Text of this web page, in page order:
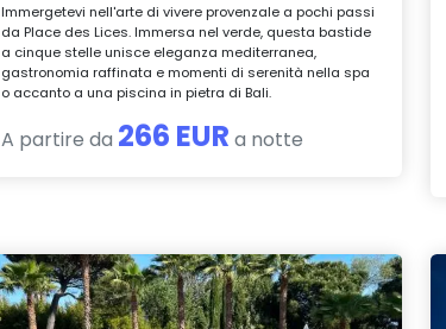
Immergetevi nell'arte di vivere provenzale a pochi passi
da Place des Lices. Immersa nel verde, questa bastide
a cinque stelle unisce eleganza mediterranea,
gastronomia raffinata e momenti di serenità nella spa
o accanto a una piscina in pietra di Bali.
A partire da 266 EUR a notte